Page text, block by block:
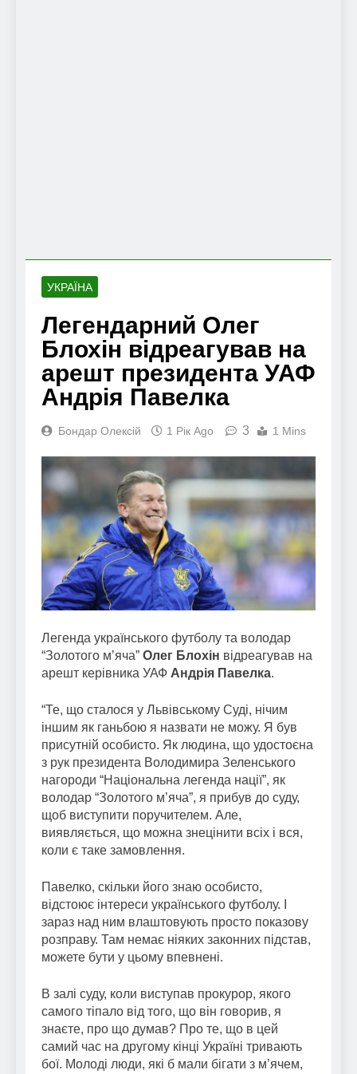
УКРАЇНА
Легендарний Олег
Блохін відреагував на
арешт президента УАФ
Андрія Павелка
Бондар Олексій 1 Рік Ago 3 1 Mins
Легенда українського футболу та володар
“Золотого мʼяча” Олег Блохін відреагував на
арешт керівника УАФ Андрія Павелка.
“Те, що сталося у Львівському Суді, нічим
іншим як ганьбою я назвати не можу. Я був
присутній особисто. Як людина, що удостоєна
з рук президента Володимира Зеленського
нагороди “Національна легенда нації”, як
володар “Золотого м’яча”, я прибув до суду,
щоб виступити поручителем. Але,
виявляється, що можна знецінити всіх і вся,
коли є таке замовлення.
Павелко, скільки його знаю особисто,
відстоює інтереси українського футболу. І
зараз над ним влаштовують просто показову
розправу. Там немає ніяких законних підстав,
можете бути у цьому впевнені.
В залі суду, коли виступав прокурор, якого
самого тіпало від того, що він говорив, я
знаєте, про що думав? Про те, що в цей
самий час на другому кінці Україні тривають
бої. Молоді люди, які б мали бігати з м’ячем,